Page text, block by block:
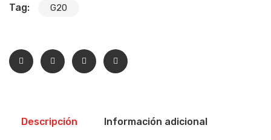
Tag: G20
Descripción Información adicional